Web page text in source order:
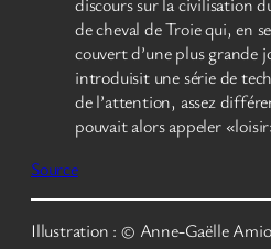
discours sur la civilisation
de cheval de Troie qui, en
couvert d’une plus grande
introduisit une série de
de l’attention, assez
pouvait alors appeler
Source
Illustration : © Anne-Gaëlle